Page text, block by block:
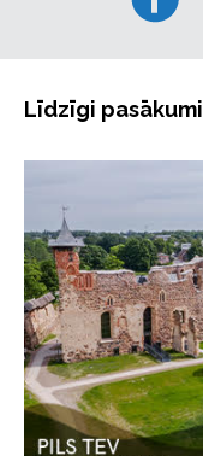
Līdzīgi pasākumi